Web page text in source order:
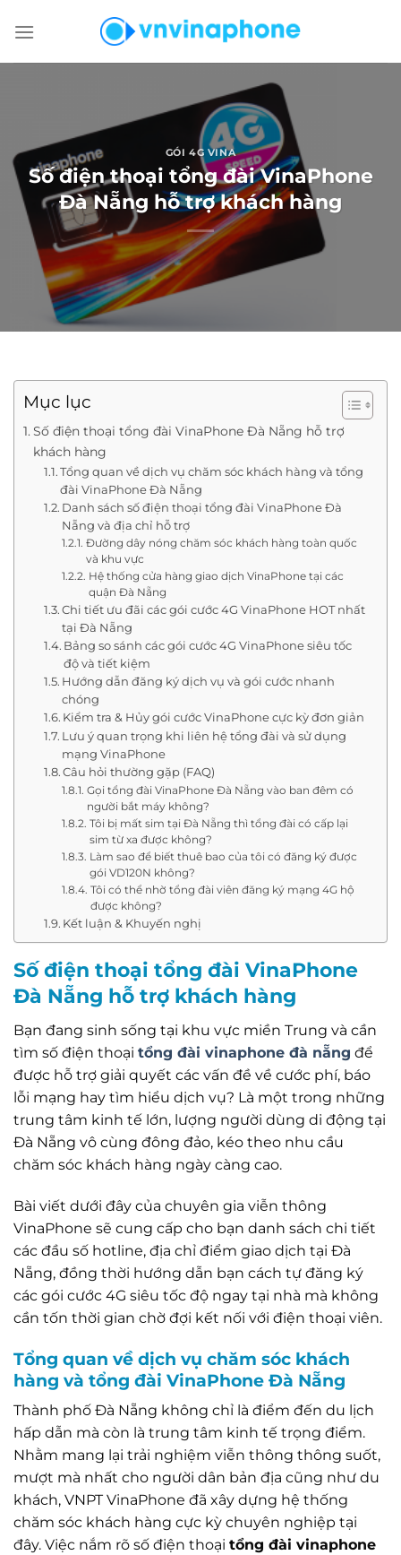
đến
GÓI 4G VINA
Số điện thoại tổng đài VinaPhone
Đà Nẵng hỗ trợ khách hàng
Mục lục
Số điện thoại tổng đài VinaPhone Đà Nẵng hỗ trợ
khách hàng
Tổng quan về dịch vụ chăm sóc khách hàng và tổng
đài VinaPhone Đà Nẵng
Danh sách số điện thoại tổng đài VinaPhone Đà
Nẵng và địa chỉ hỗ trợ
Đường dây nóng chăm sóc khách hàng toàn quốc
và khu vực
Hệ thống cửa hàng giao dịch VinaPhone tại các
quận Đà Nẵng
Chi tiết ưu đãi các gói cước 4G VinaPhone HOT nhất
tại Đà Nẵng
Bảng so sánh các gói cước 4G VinaPhone siêu tốc
độ và tiết kiệm
Hướng dẫn đăng ký dịch vụ và gói cước nhanh
chóng
Kiểm tra & Hủy gói cước VinaPhone cực kỳ đơn giản
Lưu ý quan trọng khi liên hệ tổng đài và sử dụng
mạng VinaPhone
Câu hỏi thường gặp (FAQ)
Gọi tổng đài VinaPhone Đà Nẵng vào ban đêm có
người bắt máy không?
Tôi bị mất sim tại Đà Nẵng thì tổng đài có cấp lại
sim từ xa được không?
Làm sao để biết thuê bao của tôi có đăng ký được
gói VD120N không?
Tôi có thể nhờ tổng đài viên đăng ký mạng 4G hộ
được không?
Kết luận & Khuyến nghị
Số điện thoại tổng đài VinaPhone
Đà Nẵng hỗ trợ khách hàng
Bạn đang sinh sống tại khu vực miền Trung và cần
tìm số điện thoại tổng đài vinaphone đà nẵng để
được hỗ trợ giải quyết các vấn đề về cước phí, báo
lỗi mạng hay tìm hiểu dịch vụ? Là một trong những
trung tâm kinh tế lớn, lượng người dùng di động tại
Đà Nẵng vô cùng đông đảo, kéo theo nhu cầu
chăm sóc khách hàng ngày càng cao.
Bài viết dưới đây của chuyên gia viễn thông
VinaPhone sẽ cung cấp cho bạn danh sách chi tiết
các đầu số hotline, địa chỉ điểm giao dịch tại Đà
Nẵng, đồng thời hướng dẫn bạn cách tự đăng ký
các gói cước 4G siêu tốc độ ngay tại nhà mà không
cần tốn thời gian chờ đợi kết nối với điện thoại viên.
Tổng quan về dịch vụ chăm sóc khách
hàng và tổng đài VinaPhone Đà Nẵng
Thành phố Đà Nẵng không chỉ là điểm đến du lịch
hấp dẫn mà còn là trung tâm kinh tế trọng điểm.
Nhằm mang lại trải nghiệm viễn thông thông suốt,
mượt mà nhất cho người dân bản địa cũng như du
khách, VNPT VinaPhone đã xây dựng hệ thống
chăm sóc khách hàng cực kỳ chuyên nghiệp tại
đây. Việc nắm rõ số điện thoại tổng đài vinaphone